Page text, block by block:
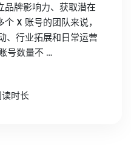
品牌影响力、获取潜在
X 账号的团队来说，
、行业拓展和日常运营
号数量不 …
时长